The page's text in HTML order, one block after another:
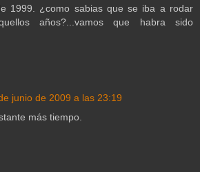
1999. ¿como sabias que se iba a rodar
años?...vamos que habra sido
junio de 2009 a las 23:19
más tiempo.